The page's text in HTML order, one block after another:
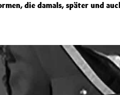
die damals, später und